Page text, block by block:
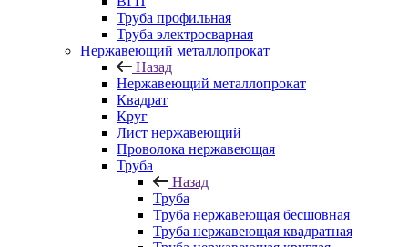
Труба профильная
Труба электросварная
Нержавеющий металлопрокат
Назад
Нержавеющий металлопрокат
Квадрат
Круг
Лист нержавеющий
Проволока нержавеющая
Труба
Назад
Труба
Труба нержавеющая бесшовная
Труба нержавеющая квадратная